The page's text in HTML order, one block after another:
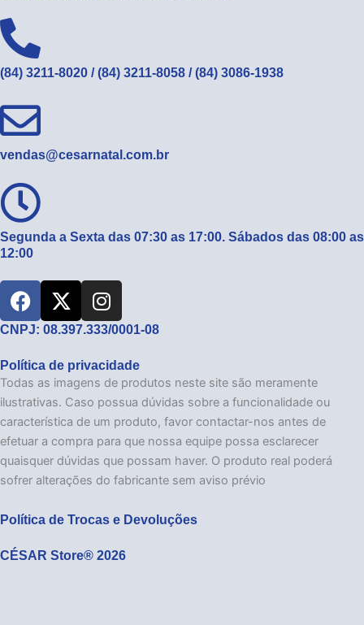
(84) 3211-8020 / (84) 3211-8058 / (84) 3086-1938
vendas@cesarnatal.com.br
Segunda a Sexta das 07:30 as 17:00. Sábados das 08:00 as
12:00
F
a
c
b
o
o
k
X
-
t
i
t
t
e
r
I
n
s
a
g
r
a
m
CNPJ: 08.397.333/0001-08
Política de privacidade
Todas as imagens de produtos neste site são meramente
ilustrativas. Caso possua dúvidas sobre a funcionalidade ou
característica de um produto, favor contactar-nos antes de
efetuar a compra para que nossa equipe possa esclarecer
quaisquer dúvidas que possam haver. O produto real poderá
sofrer alterações do fabricante sem aviso prévio
Política de Trocas e Devoluções
CÉSAR Store® 2026